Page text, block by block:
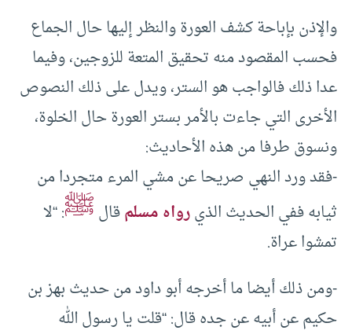
والإذن بإباحة كشف العورة والنظر إليها حال الجماع
فحسب المقصود منه تحقيق المتعة للزوجين، وفيما
عدا ذلك فالواجب هو الستر، ويدل على ذلك النصوص
الأخرى التي جاءت بالأمر بستر العورة حال الخلوة،
ونسوق طرفا من هذه الأحاديث:
-فقد ورد النهي صريحا عن مشي المرء متجردا من
ثيابه ففي الحديث الذيرواه مسلمقالﷺ: “لا
تمشوا عراة.
-ومن ذلك أيضا ما أخرجه أبو داود من حديث بهز بن
حكيم عن أبيه عن جده قال: “قلت يا رسول الله